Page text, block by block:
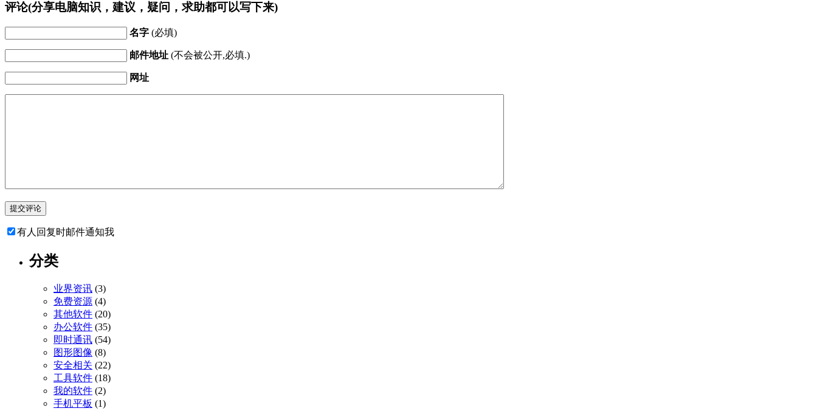
评论(分享电脑知识，建议，疑问，求助都可以写下来)
名字 (必填)
邮件地址 (不会被公开,必填.)
网址
有人回复时邮件通知我
分类
业界资讯 (3)
免费资源 (4)
其他软件 (20)
办公软件 (35)
即时通讯 (54)
图形图像 (8)
安全相关 (22)
工具软件 (18)
我的软件 (2)
手机平板 (1)